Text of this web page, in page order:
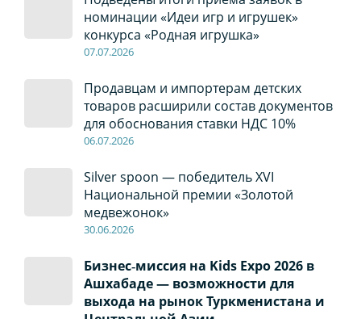
номинации «Идеи игр и игрушек»
конкурса «Родная игрушка»
07.07.2026
Продавцам и импортерам детских
товаров расширили состав документов
для обоснования ставки НДС 10%
06.07.2026
Silver spoon — победитель XVI
Национальной премии «Золотой
медвежонок»
30.06.2026
Бизнес‑миссия на Kids Expo 2026 в
Ашхабаде — возможности для
выхода на рынок Туркменистана и